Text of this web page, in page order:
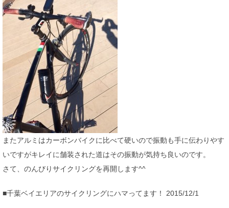
またアルミはカーボンバイクに比べて硬いので振動も手に伝わりやす
いですがキレイに舗装された道はその振動が気持ち良いのです。
さて、のんびりサイクリングを再開します^^
■千葉ベイエリアのサイクリングにハマってます！ 2015/12/1